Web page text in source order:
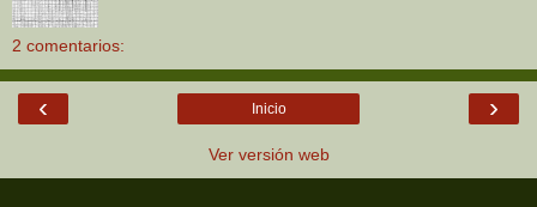
2 comentarios:
‹ ›
Inicio
Ver versión web